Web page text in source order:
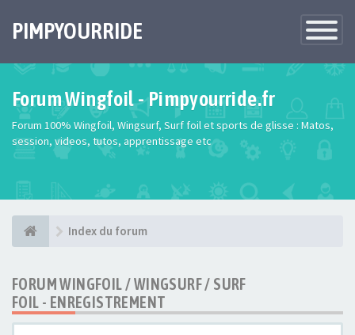
Toggle
PIMPYOURRIDE
Forum Wingfoil - Pimpyourride.fr
Forum 100% Wingfoil, Wingsurf, Surf foil et sports de glisse : Matos,
session, videos, tutos, apprentissage etc
Index du forum
FORUM WINGFOIL / WINGSURF / SURF
FOIL - ENREGISTREMENT